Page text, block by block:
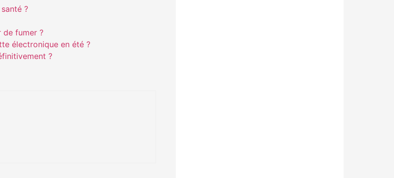
?
de fumer ?
électronique en été ?
?